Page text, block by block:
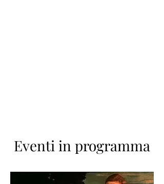
Eventi in programma